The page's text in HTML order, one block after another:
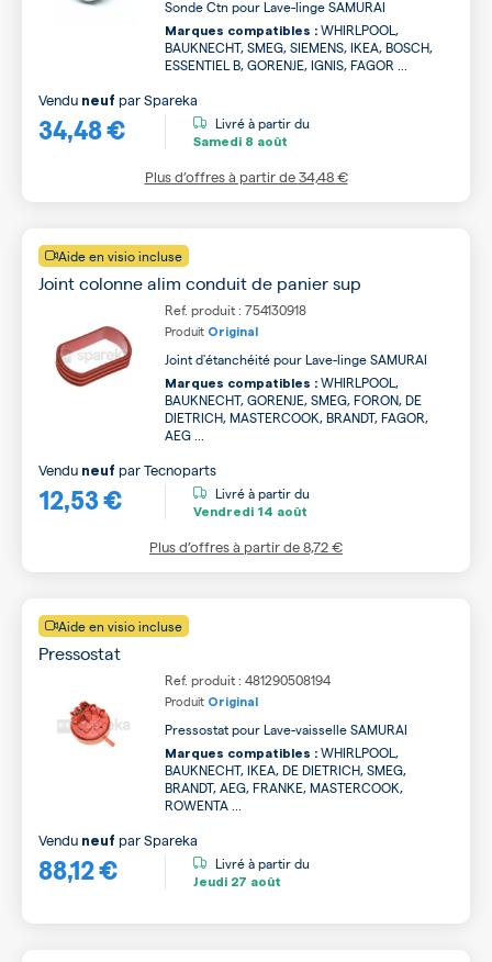
Sonde Ctn pour Lave-linge SAMURAI
Marques compatibles : WHIRLPOOL,
BAUKNECHT, SMEG, SIEMENS, IKEA, BOSCH,
ESSENTIEL B, GORENJE, IGNIS, FAGOR ...
34,48 €
Vendu neuf parSpareka
Livré à partir du
Samedi 8 août
Plus d’offres à partir de34,48 €
Aide en visio incluse
Joint colonne alim conduit de panier sup
Ref. produit : 754130918
Produit Original
Joint d'étanchéité pour Lave-linge SAMURAI
Marques compatibles : WHIRLPOOL,
BAUKNECHT, GORENJE, SMEG, FORON, DE
DIETRICH, MASTERCOOK, BRANDT, FAGOR,
AEG ...
12,53 €
Vendu neuf parTecnoparts
Livré à partir du
Vendredi 14 août
Plus d’offres à partir de8,72 €
Aide en visio incluse
Pressostat
Ref. produit : 481290508194
Produit Original
Pressostat pour Lave-vaisselle SAMURAI
Marques compatibles : WHIRLPOOL,
BAUKNECHT, IKEA, DE DIETRICH, SMEG,
BRANDT, AEG, FRANKE, MASTERCOOK,
ROWENTA ...
88,12 €
Vendu neuf parSpareka
Livré à partir du
Jeudi 27 août